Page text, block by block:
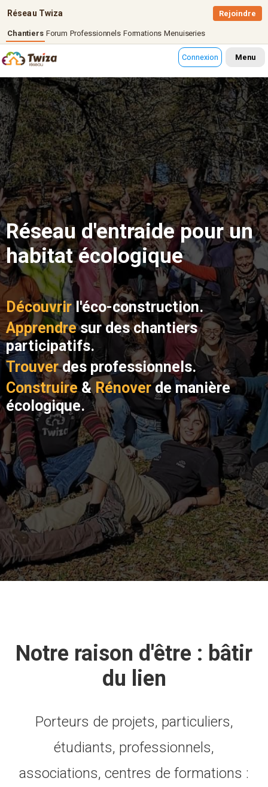
Réseau Twiza
Chantiers Forum Professionnels Formations Menuiseries
Rejoindre
Connexion Menu
Réseau d'entraide pour un
habitat écologique
Découvrirl'éco-construction.
Apprendresur des chantiers
participatifs.
Trouverdes professionnels.
Construire& Rénoverde manière
écologique.
Notre raison d'être : bâtir
du lien
Porteurs de projets, particuliers,
étudiants, professionnels,
associations, centres de formations :